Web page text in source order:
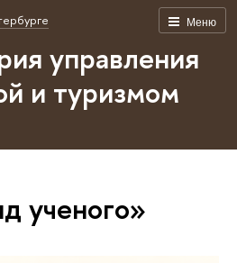
Меню
управления
и туризмом
ученого»